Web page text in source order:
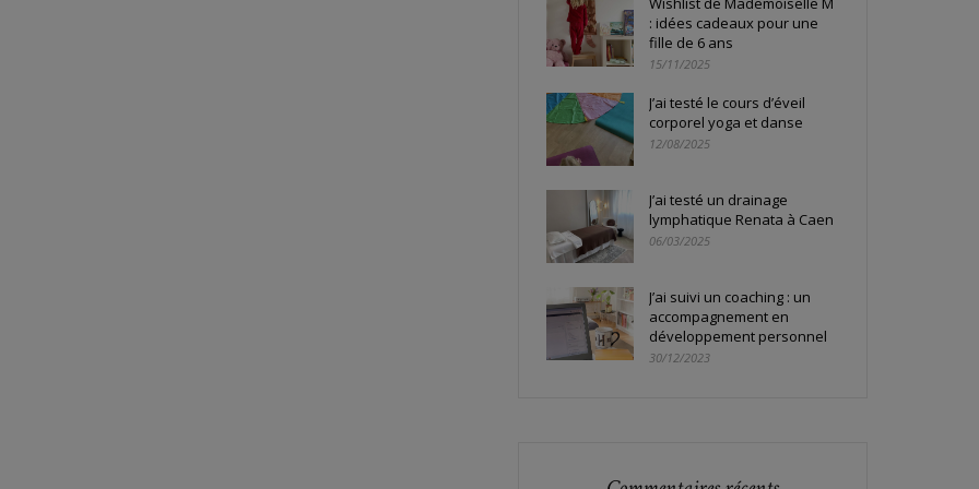
: idées cadeaux pour une
fille de 6 ans
15/11/2025
J’ai testé le cours d’éveil
corporel yoga et danse
12/08/2025
J’ai testé un drainage
lymphatique Renata à Caen
06/03/2025
J’ai suivi un coaching : un
accompagnement en
développement personnel
30/12/2023